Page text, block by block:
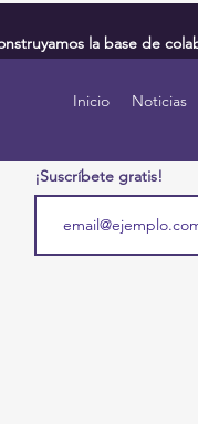
la base de
Inicio Noticias
¡Suscríbete gratis!